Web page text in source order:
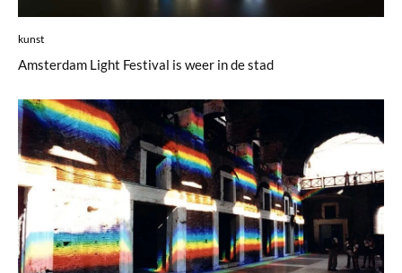
kunst
Amsterdam Light Festival is weer in de stad